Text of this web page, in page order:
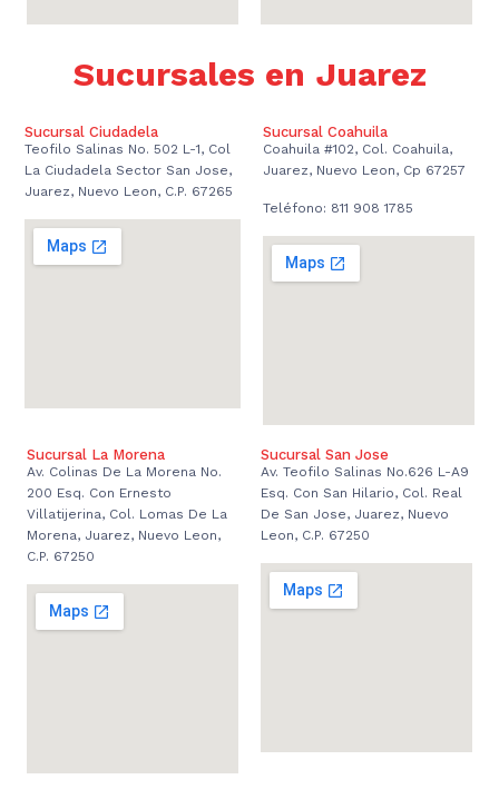
Sucursales en Juarez
Sucursal Ciudadela
Teofilo Salinas No. 502 L-1, Col
La Ciudadela Sector San Jose,
Juarez, Nuevo Leon, C.P. 67265
Sucursal Coahuila
Coahuila #102, Col. Coahuila,
Juarez, Nuevo Leon, Cp 67257
Teléfono: 811 908 1785
Sucursal La Morena
Av. Colinas De La Morena No.
200 Esq. Con Ernesto
Villatijerina, Col. Lomas De La
Morena, Juarez, Nuevo Leon,
C.P. 67250
Sucursal San Jose
Av. Teofilo Salinas No.626 L-A9
Esq. Con San Hilario, Col. Real
De San Jose, Juarez, Nuevo
Leon, C.P. 67250